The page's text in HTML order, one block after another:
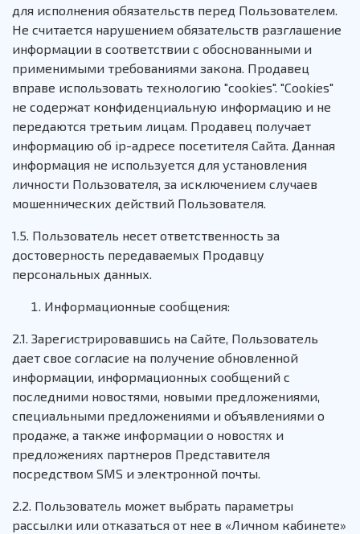
для исполнения обязательств перед Пользователем.
Не считается нарушением обязательств разглашение
информации в соответствии с обоснованными и
применимыми требованиями закона. Продавец
вправе использовать технологию "cookies". "Cookies"
не содержат конфиденциальную информацию и не
передаются третьим лицам. Продавец получает
информацию об ip-адресе посетителя Сайта. Данная
информация не используется для установления
личности Пользователя, за исключением случаев
мошеннических действий Пользователя.
1.5. Пользователь несет ответственность за
достоверность передаваемых Продавцу
персональных данных.
Информационные сообщения:
2.1. Зарегистрировавшись на Сайте, Пользователь
дает свое согласие на получение обновленной
информации, информационных сообщений с
последними новостями, новыми предложениями,
специальными предложениями и объявлениями о
продаже, а также информации о новостях и
предложениях партнеров Представителя
посредством SMS и электронной почты.
2.2. Пользователь может выбрать параметры
рассылки или отказаться от нее в «Личном кабинете»